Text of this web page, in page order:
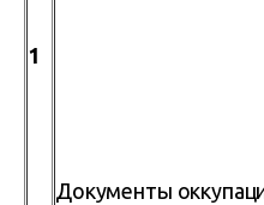
1
Документы